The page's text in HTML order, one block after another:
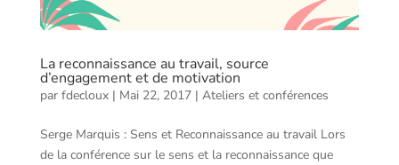
La reconnaissance au travail, source
d’engagement et de motivation
par fdecloux| Mai 22, 2017| Ateliers et conférences
Serge Marquis : Sens et Reconnaissance au travail Lors
de la conférence sur le sens et la reconnaissance que